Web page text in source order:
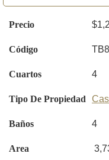
Precio
Código
Cuartos 4
Tipo De Propiedad
Baños 4
Area